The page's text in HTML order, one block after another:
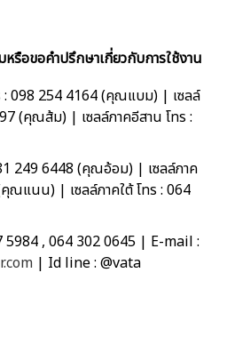
รือขอคำปรึกษาเกี่ยวกับการใช้งาน
: 098 254 4164 (คุณแบม) | เซลล์
(คุณส้ม) | เซลล์ภาคอีสาน โทร :
249 6448 (คุณอ้อม) | เซลล์ภาค
ณแนน) | เซลล์ภาคใต้ โทร : 064
5984 , 064 302 0645 | E-mail :
| Id line : @vata